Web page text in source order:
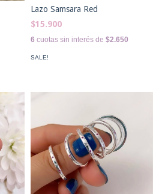
Lazo Samsara Red
$15.900
6 cuotas sin interés de $2.650
SALE!